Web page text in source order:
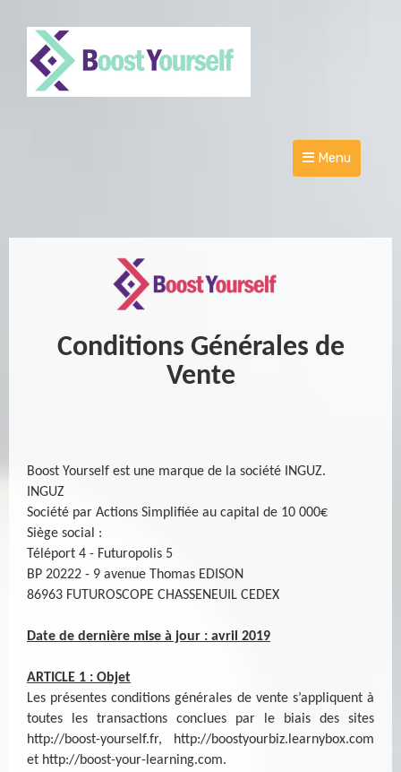
Menu
Conditions Générales de
Vente
Boost Yourself est une marque de la société INGUZ.
INGUZ
Société par Actions Simplifiée au capital de 10 000€
Siège social :
Téléport 4 - Futuropolis 5
BP 20222 - 9 avenue Thomas EDISON
86963 FUTUROSCOPE CHASSENEUIL CEDEX
Date de dernière mise à jour : avril 2019
ARTICLE 1 : Objet
Les présentes conditions générales de vente s’appliquent à
toutes les transactions conclues par le biais des sites
http://boost-yourself.fr, http://boostyourbiz.learnybox.com
et http://boost-your-learning.com.